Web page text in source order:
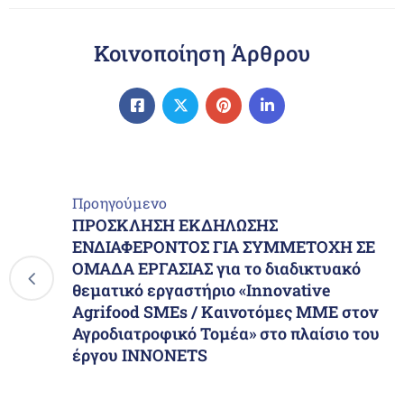
Κοινοποίηση Άρθρου
Προηγούμενο
ΠΡΟΣΚΛΗΣΗ ΕΚΔΗΛΩΣΗΣ
ΕΝΔΙΑΦΕΡΟΝΤΟΣ ΓΙΑ ΣΥΜΜΕΤΟΧΗ ΣΕ
ΟΜΑΔΑ ΕΡΓΑΣΙΑΣ για το διαδικτυακό
θεματικό εργαστήριο «Innovative
Agrifood SMEs / Καινοτόμες ΜΜΕ στον
Αγροδιατροφικό Τομέα» στο πλαίσιο του
έργου ΙΝΝΟΝΕΤS